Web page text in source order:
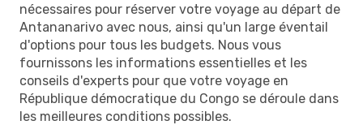
nécessaires pour réserver votre voyage au départ de
Antananarivo avec nous, ainsi qu'un large éventail
d'options pour tous les budgets. Nous vous
fournissons les informations essentielles et les
conseils d'experts pour que votre voyage en
République démocratique du Congo se déroule dans
les meilleures conditions possibles.